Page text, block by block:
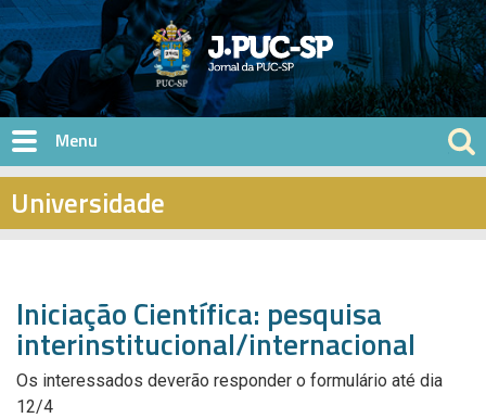
Pular para o conteúdo principal
Universidade
Iniciação Científica: pesquisa
interinstitucional/internacional
Os interessados deverão responder o formulário até dia
12/4